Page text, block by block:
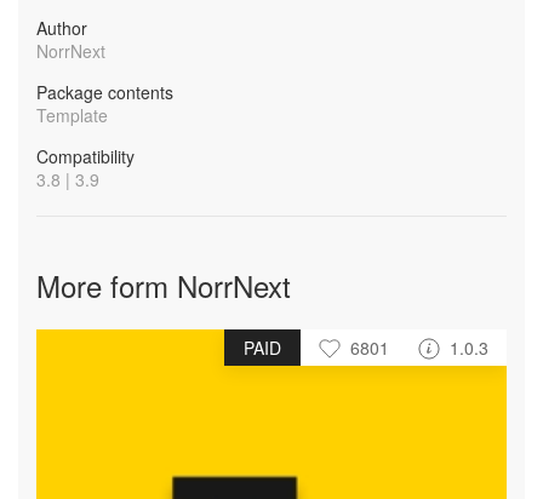
Author
NorrNext
Package contents
Template
Compatibility
3.8 | 3.9
More form NorrNext
PAID 6801 1.0.3